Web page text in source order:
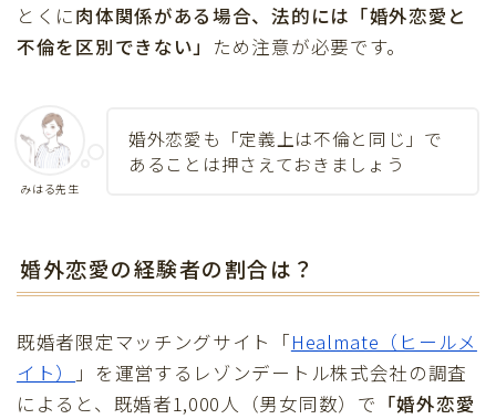
とくに肉体関係がある場合、法的には「婚外恋愛と
不倫を区別できない」 ため注意が必要です。
みはる先生
婚外恋愛も「定義上は不倫と同じ」で
あることは押さえておきましょう
婚外恋愛の経験者の割合は？
既婚者限定マッチングサイト「Healmate（ヒールメ
イト）
」を運営するレゾンデートル株式会社の調査
によると、既婚者1,000人（男女同数）で 「婚外恋愛